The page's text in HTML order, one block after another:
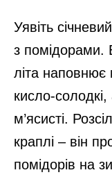
Уявіть
з помідорами.
літа
кисло-
м’ясисті.
краплі – він
помідорів на